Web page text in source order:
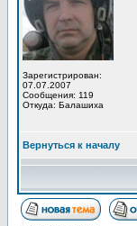
Зарегистрирован:
07.07.2007
Сообщения: 119
Откуда: Балашиха
Вернуться к началу